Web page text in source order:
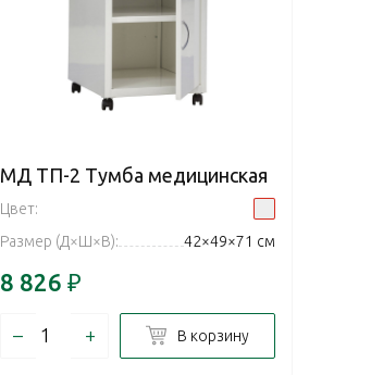
МД ТП-2 Тумба медицинская
Цвет:
Размер (Д×Ш×В):
42×49×71 см
8 826 ₽
– + В корзину